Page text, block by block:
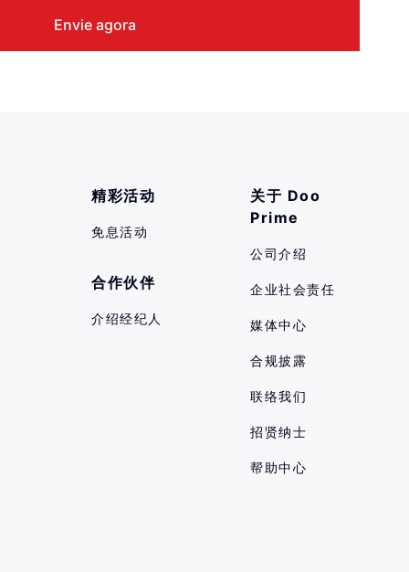
精彩活动
免息活动
合作伙伴
介绍经纪人
关于 Doo
Prime
公司介绍
企业社会责任
媒体中心
合规披露
联络我们
招贤纳士
帮助中心